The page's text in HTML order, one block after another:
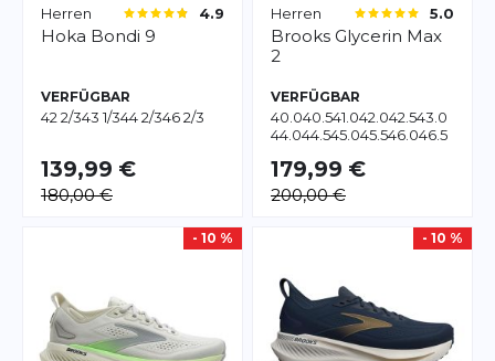
Herren 4.9
Hoka Bondi 9
VERFÜGBAR
42 2/343 1/344 2/346 2/3
139,99 €
180,00 €
Herren 5.0
Brooks Glycerin Max
2
VERFÜGBAR
40.040.541.042.042.543.0
44.044.545.045.546.046.5
179,99 €
200,00 €
- 10 % - 10 %